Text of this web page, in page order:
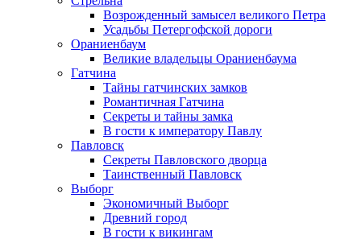
Возрожденный замысел великого Петра
Усадьбы Петергофской дороги
Ораниенбаум
Великие владельцы Ораниенбаума
Гатчина
Тайны гатчинских замков
Романтичная Гатчина
Секреты и тайны замка
В гости к императору Павлу
Павловск
Секреты Павловского дворца
Таинственный Павловск
Выборг
Экономичный Выборг
Древний город
В гости к викингам